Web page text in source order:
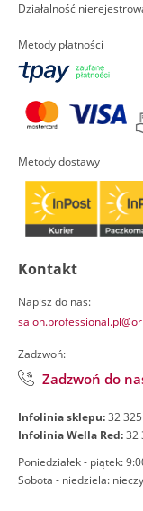
Działalność
Metody płatności
Metody dostawy
Kontakt
Napisz do nas:
Zadzwoń:
Zadzwoń do
Infolinia sklepu:32
Infolinia Wella Red:32
Poniedziałek - piątek:
Sobota - niedziela: